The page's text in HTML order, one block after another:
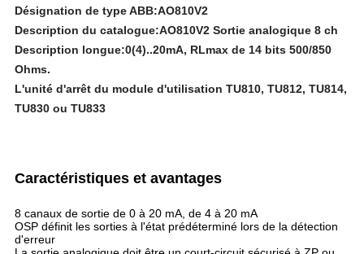
Désignation de type ABB:AO810V2
Description du catalogue:AO810V2 Sortie analogique 8 ch
Description longue:0(4)..20mA, RLmax de 14 bits 500/850
Ohms.
L'unité d'arrêt du module d'utilisation TU810, TU812, TU814,
TU830 ou TU833
Caractéristiques et avantages
8 canaux de sortie de 0 à 20 mA, de 4 à 20 mA
OSP définit les sorties à l'état prédéterminé lors de la détection
d'erreur